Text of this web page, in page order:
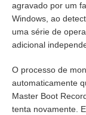
agravado por um
Windows, ao
uma série de
adicional
O processo de
automaticamente
Master Boot
tenta novamente.